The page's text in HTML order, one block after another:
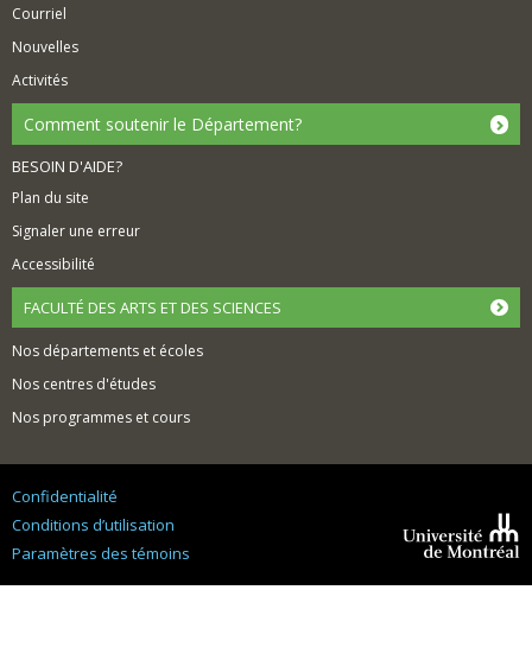
Courriel
Nouvelles
Activités
Comment soutenir le Département?
BESOIN D'AIDE?
Plan du site
Signaler une erreur
Accessibilité
FACULTÉ DES ARTS ET DES SCIENCES
Nos départements et écoles
Nos centres d'études
Nos programmes et cours
Confidentialité
Conditions d’utilisation
Paramètres des témoins
Montréal